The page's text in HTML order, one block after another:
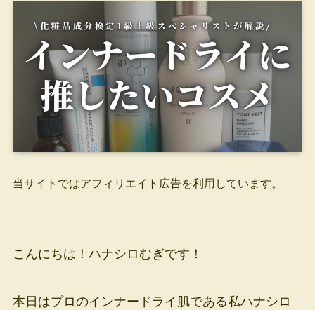
当サイトではアフィリエイト広告を利用しています。
こんにちは！ハナシロむぎです！
本日はプロのインナードライ肌である私ハナシロ